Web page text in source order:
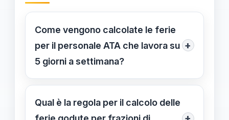
Come vengono calcolate le ferie
per il personale ATA che lavora su
5 giorni a settimana?
+
Nonostante il lavoro su 5 giorni, il
sesto giorno è considerato lavorativo
ai fini del calcolo delle ferie, che deve
Qual è la regola per il calcolo delle